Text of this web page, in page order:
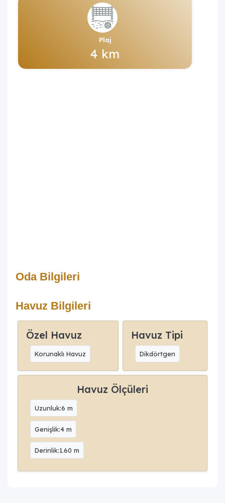
Plaj
4 km
Oda Bilgileri
Havuz Bilgileri
Özel Havuz
Korunaklı Havuz
Havuz Tipi
Dikdörtgen
Havuz Ölçüleri
Uzunluk:6 m
Genişlik:4 m
Derinlik:1.60 m